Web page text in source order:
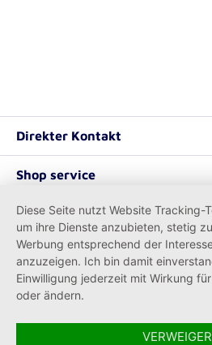
Direkter Kontakt
Shop service
Informationen
Diese Seite nutzt Website Tracking-
um ihre Dienste anzubieten, stetig
Werbung entsprechend der
anzuzeigen. Ich bin damit
Einwilligung jederzeit mit Wirkung
oder ändern.